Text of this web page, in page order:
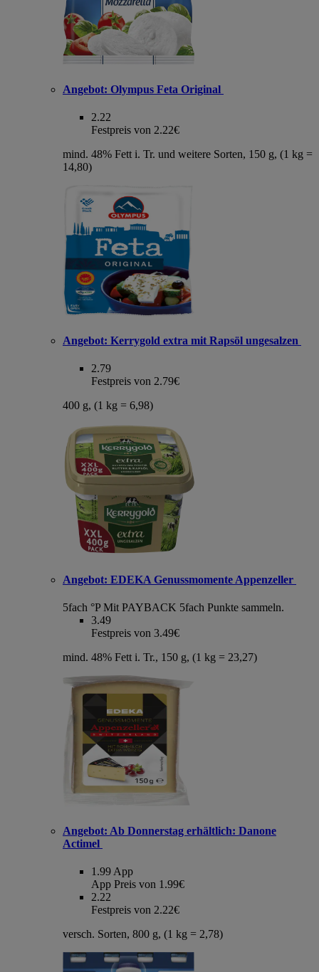
Angebot: Olympus Feta Original
2.22
Festpreis von 2.22€
mind. 48% Fett i. Tr. und weitere Sorten, 150 g, (1 kg =
14,80)
Angebot: Kerrygold extra mit Rapsöl ungesalzen
2.79
Festpreis von 2.79€
400 g, (1 kg = 6,98)
Angebot: EDEKA Genussmomente Appenzeller
5fach °P Mit PAYBACK 5fach Punkte sammeln.
3.49
Festpreis von 3.49€
mind. 48% Fett i. Tr., 150 g, (1 kg = 23,27)
Angebot: Ab Donnerstag erhältlich: Danone
Actimel
1.99App
App Preis von 1.99€
2.22
Festpreis von 2.22€
versch. Sorten, 800 g, (1 kg = 2,78)